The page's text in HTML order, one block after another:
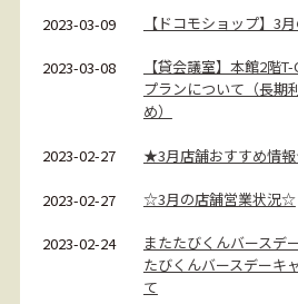
2023-03-09 【ドコモショップ】3
2023-03-08
【貸会議室】本館2階
プランについて（長期
め）
2023-02-27 ★3月店舗おすすめ情
2023-02-27 ☆3月の店舗営業状況☆
2023-02-24
またたびくんバースデ
たびくんバースデーキ
て